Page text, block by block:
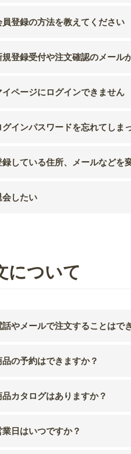
員登録の方法を教えてください
規登録受付や注文確認のメール
イページにログインできません
グインパスワードを忘れてしま
録している住所、メールなどを
会したい
について
話やメールで注文することはで
品の予約はできますか？
品カタログはありますか？
業日はいつですか？